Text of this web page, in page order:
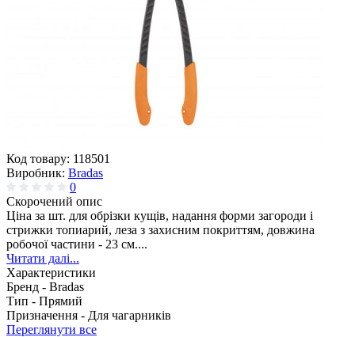
Код товару: 118501
Виробник: Bradas
0
Скорочений опис
Ціна за шт. для обрізки кущів, надання форми загороди і
стрижки топиарий, леза з захисним покриттям, довжина
робочої частини - 23 см....
Читати далі...
Характеристики
Бренд - Bradas
Тип - Прямий
Призначення - Для чагарників
Переглянути все